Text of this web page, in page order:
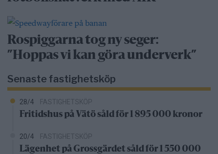
Rospiggarna tog ny seger:
”Hoppas vi kan göra underverk”
Senaste fastighetsköp
28/4 FASTIGHETSKÖP
Fritidshus på Vätö såld för 1 895 000 kronor
20/4 FASTIGHETSKÖP
Lägenhet på Grossgärdet såld för 1 550 000